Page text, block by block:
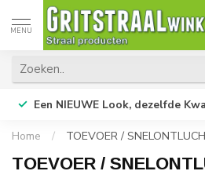
MENU
Een NIEUWE Look, dezelfde
Home / TOEVOER /
TOEVOER /